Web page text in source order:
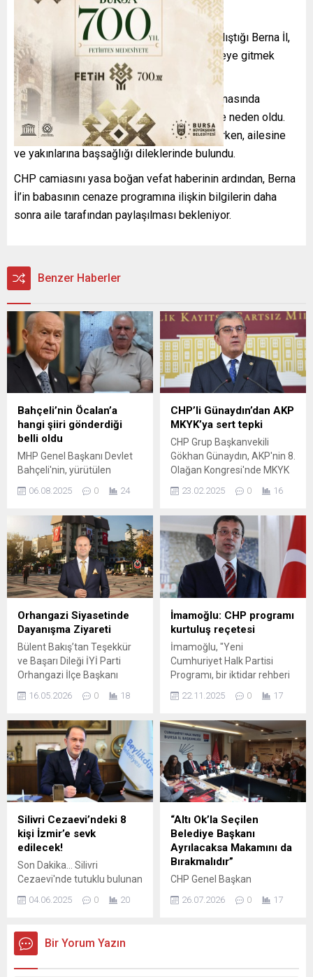
Partililerin ve yakınlarının teselli etmeye çalıştığı Berna İl,
bir süre il binasında kaldıktan sonra hastaneye gitmek
üzere binadan ayrıldı.
Yaşanan acı olay, demokrasi nöbeti için il binasında
bulunan partililer arasında da derin üzüntüye neden oldu.
Berna İl’e çok sayıda partili taziyelerini iletirken, ailesine
ve yakınlarına başsağlığı dileklerinde bulundu.
CHP camiasını yasa boğan vefat haberinin ardından, Berna
İl’in babasının cenaze programına ilişkin bilgilerin daha
sonra aile tarafından paylaşılması bekleniyor.
Benzer Haberler
Bahçeli’nin Öcalan’a
hangi şiiri gönderdiği
belli oldu
MHP Genel Başkanı Devlet
Bahçeli'nin, yürütülen
'Terörsüz Türkiye' süreci
kapsamında İmralı'da
PKK'nın lideri Abdullah
Öcalan'a şiir gönderdiği öne
sürülmüştü. Gazeteci
Ertuğrul Özkök, söz konusu
şiirin Cahit Sıtkı Tarancı’nın
“Memleket isterim” adlı şiiri
olduğunu öne sürdü.
06.08.2025 0 24
CHP’li Günaydın’dan AKP
MKYK’ya sert tepki
CHP Grup Başkanvekili
Gökhan Günaydın, AKP'nin 8.
Olağan Kongresi'nde MKYK
listesine giren isimlere tepki
gösterdi. Günaydın, "AKP’ye
milletvekili seçilenler AKP
yönetiminde" dedi.
23.02.2025 0 16
Orhangazi Siyasetinde
Dayanışma Ziyareti
Bülent Bakış’tan Teşekkür
ve Başarı Dileği İYİ Parti
Orhangazi İlçe Başkanı
Partisi (BBP) Orhangazi İlçe
yönetim kurulu üyelerinin
gerçekleştirdiği hayırlı olsun
ziyaretini değerlendirdi.
Ziyarette, karşılıklı tebriklerin
yanı sıra ilçe siyasetinin ve
yerel sorunların ele alındığı
yapıcı bir diyalog ortamı
dikkat çekti. Başkan...
16.05.2026 0 18
İmamoğlu: CHP programı
kurtuluş reçetesi
İmamoğlu, "Yeni
Cumhuriyet Halk Partisi
Programı, bir iktidar rehberi
22.11.2025 0 17
Silivri Cezaevi’ndeki 8
kişi İzmir’e sevk
edilecek!
Son Dakika... Silivri
Cezaevi'nde tutuklu bulunan
8 kişinin İzmir'e sevk
edileceği öğrenildi. Sevk
Beylikdüzü Belediye Başkanı
Mehmet Murat Çalık da
04.06.2025 0 20
“Altı Ok’la Seçilen
Belediye Başkanı
Ayrılacaksa Makamını da
Bırakmalıdır”
CHP Genel Başkan
Yardımcısı Yıldırım Kaya
Bursa’dan Mesaj Verdi…
26.07.2026 0 17
Bir Yorum Yazın